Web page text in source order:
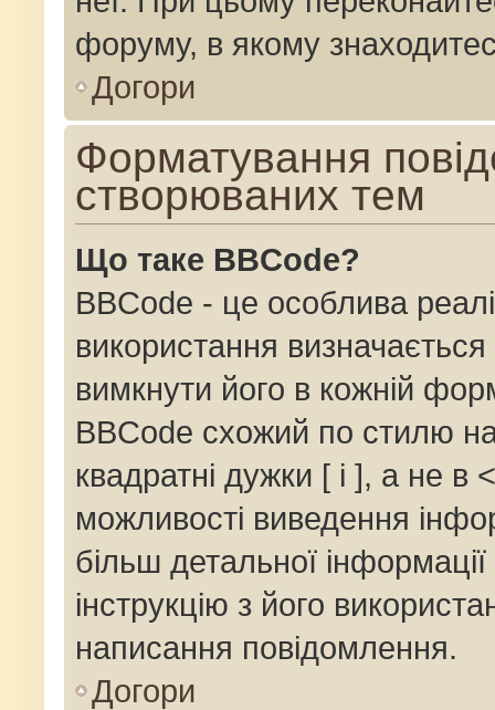
форуму, в якому
Догори
Форматування
створюваних тем
Що таке BBCode?
BBCode - це особлива
використання
вимкнути його в кожній
BBCode схожий по стилю
квадратні дужки [ і ], а не в
можливості виведення
більш детальної
інструкцію з його
написання повідомлення.
Догори